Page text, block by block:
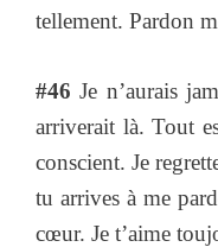
tellement. Pardon
#46Je n’aurais
arriverait là. Tout
conscient. Je
tu arrives à me
cœur. Je t’aime